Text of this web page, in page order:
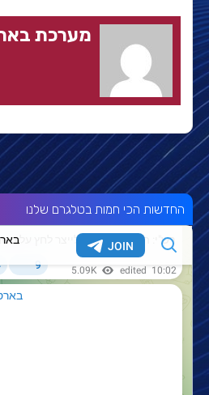
מערכת
החדשות הכי חמות בטלגרם שלנו